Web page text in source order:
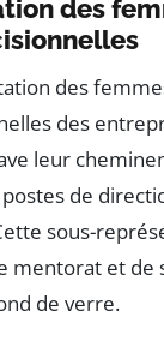
des
des
des
leur
de
sous-
mentorat et de
de verre.